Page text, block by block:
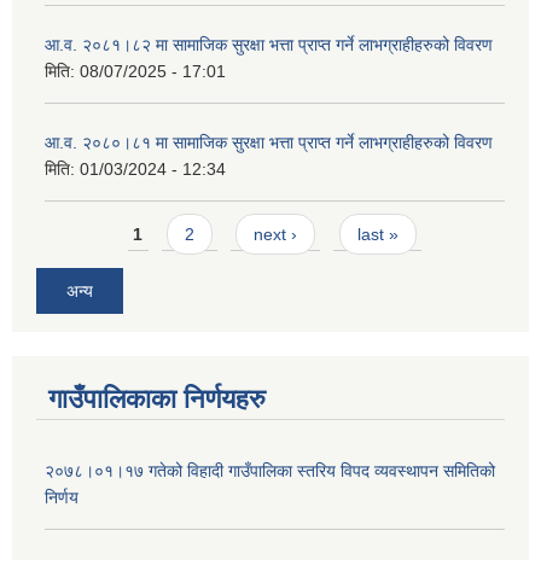
आ.व. २०८१।८२ मा सामाजिक सुरक्षा भत्ता प्राप्त गर्ने लाभग्राहीहरुको विवरण
मिति: 08/07/2025 - 17:01
आ.व. २०८०।८१ मा सामाजिक सुरक्षा भत्ता प्राप्त गर्ने लाभग्राहीहरुको विवरण
मिति: 01/03/2024 - 12:34
Pages1 2 next › last »
अन्य
गाउँपालिकाका निर्णयहरु
२०७८।०१।१७ गतेको विहादी गाउँपालिका स्तरिय विपद व्यवस्थापन समितिको
निर्णय